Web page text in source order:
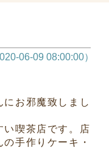
06-09 08:00:00）
お邪魔致しまし
い喫茶店です。店
手作りケーキ・